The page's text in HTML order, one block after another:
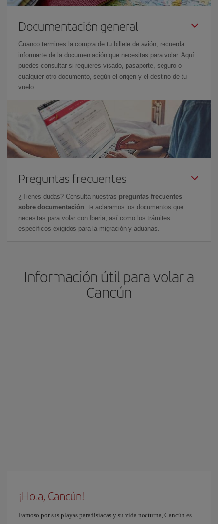
Documentación general
Cuando termines la compra de tu billete de avión, recuerda
informarte de la documentación que necesitas para volar. Aquí
puedes consultar si requieres visado, pasaporte, seguro o
cualquier otro documento, según el origen y el destino de tu
vuelo.
Preguntas frecuentes
¿Tienes dudas? Consulta nuestras preguntas frecuentes
sobre documentación: te aclaramos los documentos que
necesitas para volar con Iberia, así como los trámites
específicos exigidos para la migración y aduanas.
Información útil para volar a
Cancún
¡Hola, Cancún!
Famoso por sus playas paradisíacas y su vida nocturna, Cancún es